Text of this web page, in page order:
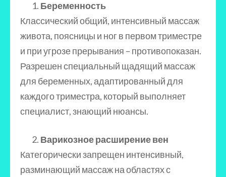
Беременность
Классический общий, интенсивный массаж
живота, поясницы и ног в первом триместре
и при угрозе прерывания – противопоказан.
Разрешен специальный щадящий массаж
для беременных, адаптированный для
каждого триместра, который выполняет
специалист, знающий нюансы.
Варикозное расширение вен
Категорически запрещен интенсивный,
разминающий массаж на областях с